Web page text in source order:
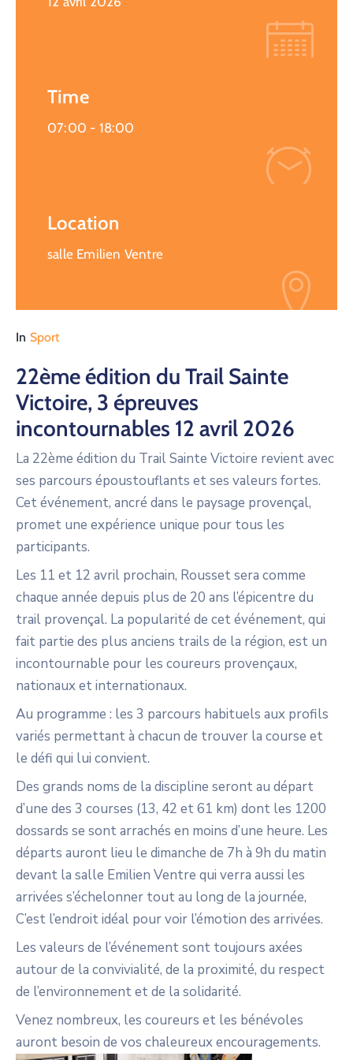
Time
07:00 - 18:00
Location
salle Emilien Ventre
In Sport
22ème édition du Trail Sainte
Victoire, 3 épreuves
incontournables 12 avril 2026
La 22ème édition du Trail Sainte Victoire revient avec
ses parcours époustouflants et ses valeurs fortes.
Cet événement, ancré dans le paysage provençal,
promet une expérience unique pour tous les
participants.
Les 11 et 12 avril prochain, Rousset sera comme
chaque année depuis plus de 20 ans l’épicentre du
trail provençal. La popularité de cet événement, qui
fait partie des plus anciens trails de la région, est un
incontournable pour les coureurs provençaux,
nationaux et internationaux.
Au programme : les 3 parcours habituels aux profils
variés permettant à chacun de trouver la course et
le défi qui lui convient.
Des grands noms de la discipline seront au départ
d’une des 3 courses (13, 42 et 61 km) dont les 1200
dossards se sont arrachés en moins d’une heure. Les
départs auront lieu le dimanche de 7h à 9h du matin
devant la salle Emilien Ventre qui verra aussi les
arrivées s’échelonner tout au long de la journée,
C’est l’endroit idéal pour voir l’émotion des arrivées.
Les valeurs de l’événement sont toujours axées
autour de la convivialité, de la proximité, du respect
de l’environnement et de la solidarité.
Venez nombreux, les coureurs et les bénévoles
auront besoin de vos chaleureux encouragements.